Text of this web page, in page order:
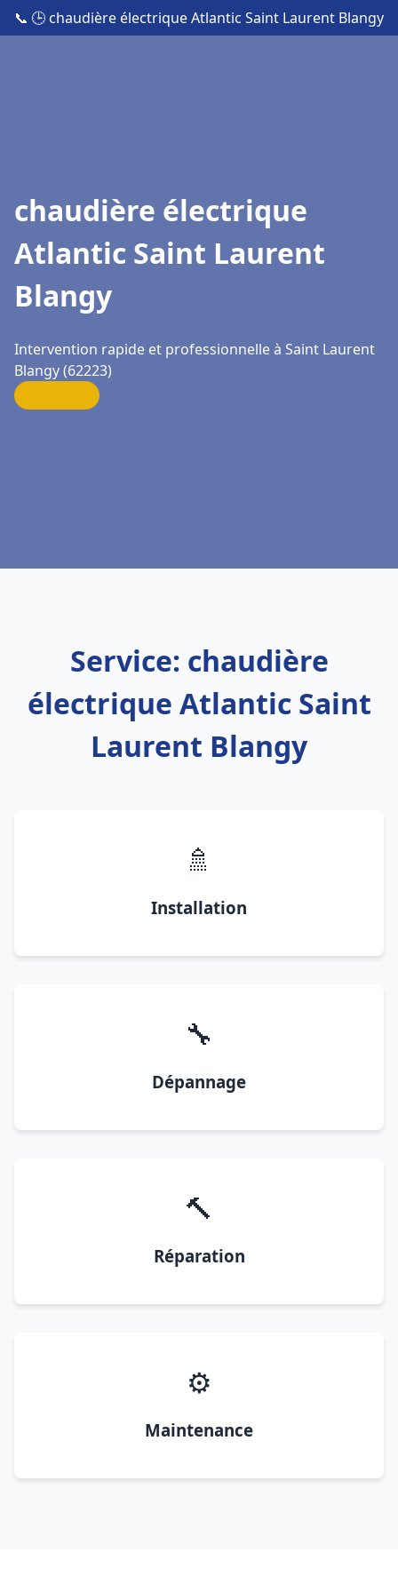
📞 🕒 chaudière électrique Atlantic Saint Laurent Blangy
chaudière électrique
Atlantic Saint Laurent
Blangy
Intervention rapide et professionnelle à Saint Laurent
Blangy (62223)
Service: chaudière
électrique Atlantic Saint
Laurent Blangy
🚿
Installation
🔧
Dépannage
🔨
Réparation
⚙️
Maintenance